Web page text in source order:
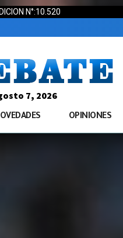
N°:10.520
7, 2026
OPINIONES